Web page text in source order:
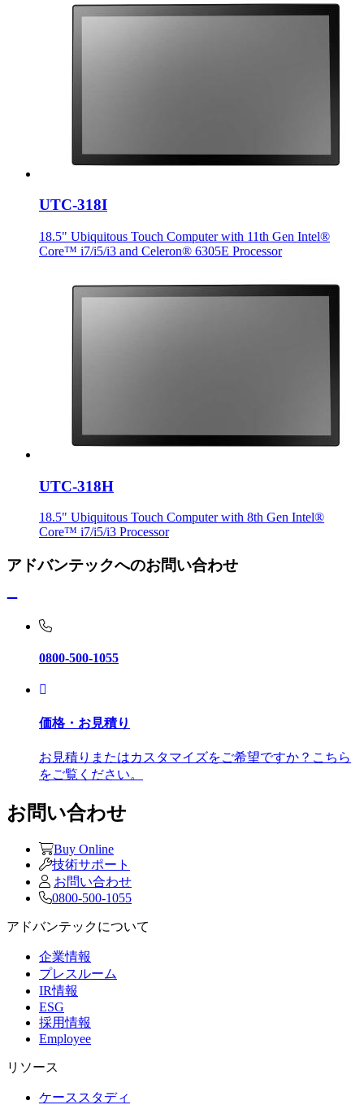
UTC-318I
18.5" Ubiquitous Touch Computer with 11th Gen Intel®
Core™ i7/i5/i3 and Celeron® 6305E Processor
UTC-318H
18.5" Ubiquitous Touch Computer with 8th Gen Intel®
Core™ i7/i5/i3 Processor
アドバンテックへのお問い合わせ
0800-500-1055
価格・お見積り
お見積りまたはカスタマイズをご希望ですか？こちら
をご覧ください。
お問い合わせ
Buy Online
技術サポート
お問い合わせ
0800-500-1055
アドバンテックについて
企業情報
プレスルーム
IR情報
ESG
採用情報
Employee
リソース
ケーススタディ